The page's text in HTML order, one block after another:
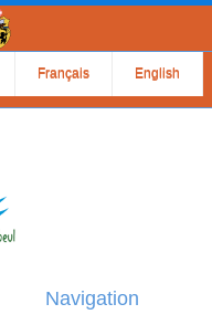
Français English
Navigation